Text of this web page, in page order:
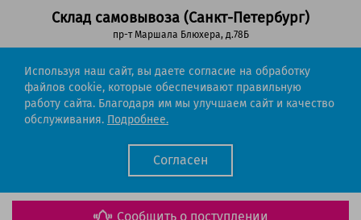
Сообщить о поступлении
Склад самовывоза (Санкт-Петербург)
пр-т Маршала Блюхера, д.78Б
Регионы РФ
8-800-302-51-53
(звонок бесплатный)
Cartridge.ru 2012-2026. Все права защищены
Используя наш сайт, вы даете согласие на обработку
файлов cookie, которые обеспечивают правильную
работу сайта. Благодаря им мы улучшаем сайт и качество
обслуживания. Подробнее.
Согласен